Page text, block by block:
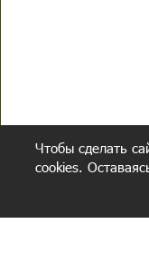
Чтобы сделать
cookies.